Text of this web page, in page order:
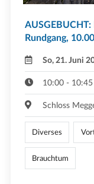
Rundgang, 10.00
So, 21. Juni
10:00 -
Schloss
Diverses
Brauchtum